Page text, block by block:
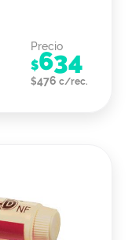
Precio
$634
$476 c/rec.